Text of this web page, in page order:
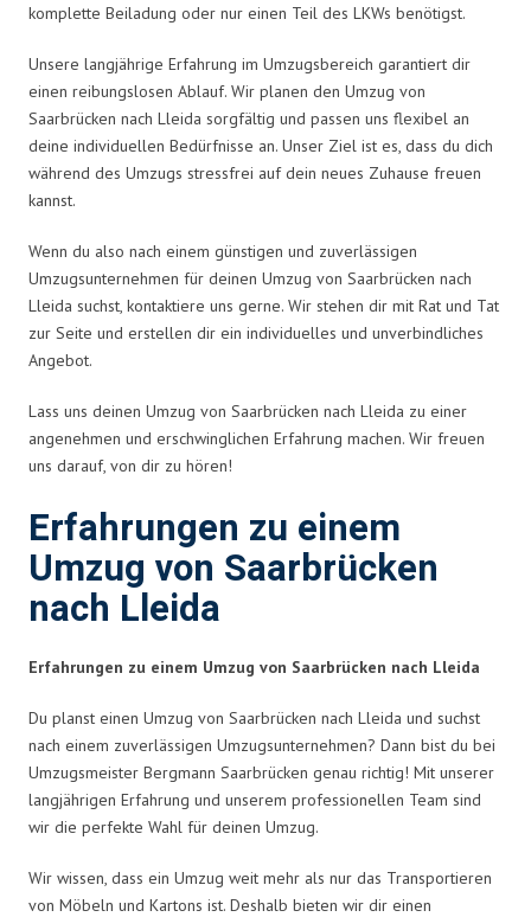
komplette Beiladung oder nur einen Teil des LKWs benötigst.
Unsere langjährige Erfahrung im Umzugsbereich garantiert dir
einen reibungslosen Ablauf. Wir planen den Umzug von
Saarbrücken nach Lleida sorgfältig und passen uns flexibel an
deine individuellen Bedürfnisse an. Unser Ziel ist es, dass du dich
während des Umzugs stressfrei auf dein neues Zuhause freuen
kannst.
Wenn du also nach einem günstigen und zuverlässigen
Umzugsunternehmen für deinen Umzug von Saarbrücken nach
Lleida suchst, kontaktiere uns gerne. Wir stehen dir mit Rat und Tat
zur Seite und erstellen dir ein individuelles und unverbindliches
Angebot.
Lass uns deinen Umzug von Saarbrücken nach Lleida zu einer
angenehmen und erschwinglichen Erfahrung machen. Wir freuen
uns darauf, von dir zu hören!
Erfahrungen zu einem
Umzug von Saarbrücken
nach Lleida
Erfahrungen zu einem Umzug von Saarbrücken nach Lleida
Du planst einen Umzug von Saarbrücken nach Lleida und suchst
nach einem zuverlässigen Umzugsunternehmen? Dann bist du bei
Umzugsmeister Bergmann Saarbrücken genau richtig! Mit unserer
langjährigen Erfahrung und unserem professionellen Team sind
wir die perfekte Wahl für deinen Umzug.
Wir wissen, dass ein Umzug weit mehr als nur das Transportieren
von Möbeln und Kartons ist. Deshalb bieten wir dir einen